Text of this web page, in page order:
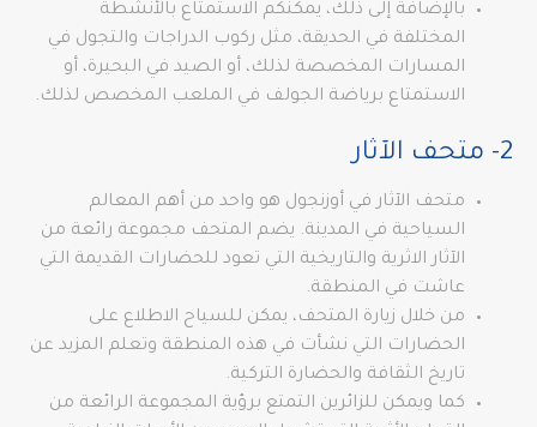
بالإضافة إلى ذلك، يمكنكم الاستمتاع بالأنشطة
المختلفة في الحديقة، مثل ركوب الدراجات والتجول في
المسارات المخصصة لذلك، أو الصيد في البحيرة، أو
الاستمتاع برياضة الجولف في الملعب المخصص لذلك.
2- متحف الآثار
متحف الآثار في أوزنجول هو واحد من أهم المعالم
السياحية في المدينة. يضم المتحف مجموعة رائعة من
الآثار الاثرية والتاريخية التي تعود للحضارات القديمة التي
عاشت في المنطقة.
من خلال زيارة المتحف، يمكن للسياح الاطلاع على
الحضارات التي نشأت في هذه المنطقة وتعلم المزيد عن
تاريخ الثقافة والحضارة التركية.
كما ويمكن للزائرين التمتع برؤية المجموعة الرائعة من